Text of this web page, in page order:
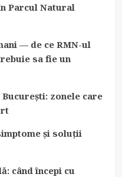
Parcul Natural
— de ce RMN-ul
sa fie un
zonele care
și soluții
când începi cu